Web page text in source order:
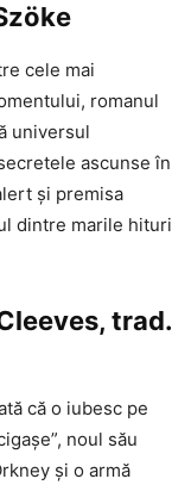
cele mai
romanul
universul
ascunse în
și premisa
dintre marile hituri
trad.
că o iubesc pe
noul său
și o armă